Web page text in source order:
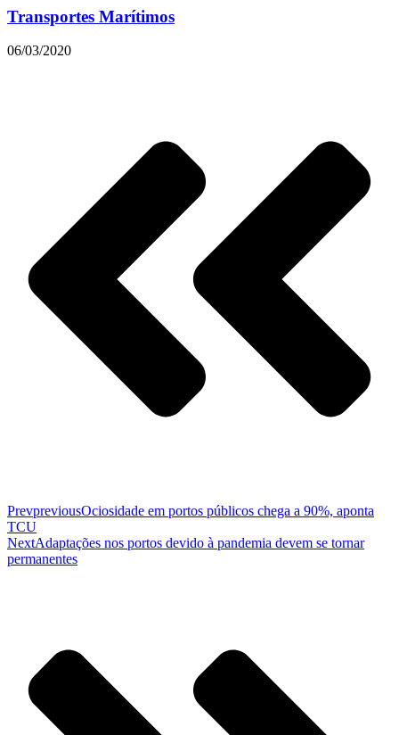
Transportes Marítimos
06/03/2020
PrevpreviousOciosidade em portos públicos chega a 90%, aponta
TCU
NextAdaptações nos portos devido à pandemia devem se tornar
permanentes